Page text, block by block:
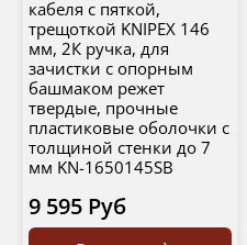
кабеля с пяткой,
трещоткой KNIPEX 146
мм, 2К ручка, для
зачистки c опорным
башмаком режет
твердые, прочные
пластиковые оболочки с
толщиной стенки до 7
мм KN-1650145SB
9 595 Руб